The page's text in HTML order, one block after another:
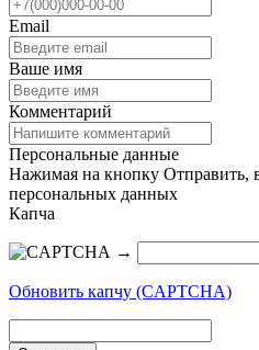
Email
Ваше имя
Комментарий
Персональные данные
Нажимая на кнопку Отправить,
персональных данных
Капча
→
Обновить капчу (CAPTCHA)